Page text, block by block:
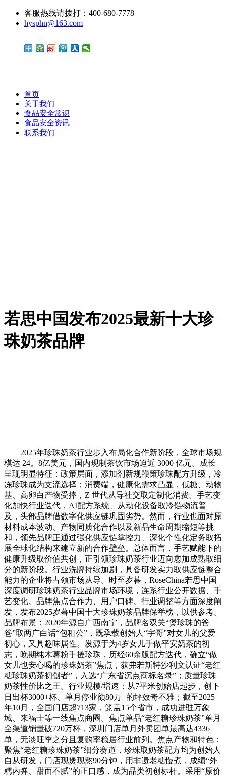
客服热线请拨打：400-680-7778
hysphn@163.com
首页
关于我们
食品安全常识
食品安全资讯
联系我们
若思中国发布2025最新十大珍
珠奶茶品牌
2025年珍珠奶茶行业步入布局化合作新阶段，全球市场规
模达 24。8亿美元，国内现制茶饮市场迫近 3000 亿元。成长
呈现明显特征：政策层面，添加剂新规鞭策珍珠配方升级，冷
冻珍珠成为支流选择；消费端，健康化需求凸显，低糖、动物
基、高卵白产物受捧，Z 世代从导社交取定制化消费。手艺变
化加快行业迭代，AI配方系统、从动化设备取冷链物流普
及，头部品牌借数字化供应链巩固劣势。然而，行业也面对原
材料成本波动、产物同质化合作以及新品生命周期缩短等挑
和，领先品牌正通过强化供应链掌控力、深化个性化定务取拓
展全球化结构来建立新的合作壁垒。总体而言，手艺赋能下的
健康升级取价值共创，正引领珍珠奶茶行业迈向愈加成熟取细
分的新阶段。行业洗牌持续加剧，具备研发实力取供应链整合
能力的企业将占领市场从导。时至岁暮，RoseChina若思中国
深度调研珍珠奶茶行业品牌市场环境，连系行业公开数据、手
艺变化、品牌焦点合作力、用户口碑、行业调整等方面深度阐
发，发布2025岁暮中国十大珍珠奶茶品牌保举榜，以供参考。
品牌布景：2020年源自广西南宁，品牌名双关“煲珍珠的爸
爸”取两广白话“包租公”，既承载创始人“宇哥”对女儿的父爱
初心，又具趣味属性。发源于为4岁女儿手做平安奶茶的初
志，晚期纯木薯粉手搓珍珠，历经60余版配方迭代，确立“做
女儿也安心喝的珍珠奶茶”焦点，获弗若斯特沙利文认证“老红
糖珍珠奶茶初创者”，入选“广东省沉点商标名录”；质量珍珠
奶茶性价比之王。行业规模/增速：从7平米创始店起步，创下
日出杯3000+杯、单月停业额80万+的坪效奇不雅；截至2025
年10月，全国门店超713家，笼盖15个省市，成功进驻万象
城、来福士等一线焦点商圈。焦点单品“老红糖珍珠奶茶”单月
全渠道销量破720万杯，深圳门店单月外卖团单最高达4336
单，无淡旺季之分且复购率稳居行业前列。焦点产物和特色：
聚焦“老红糖珍珠奶茶”细分赛道，珍珠取奶茶配方均为创始人
自从研发，门店现煲现熬90分钟，用非遗老糖慢煮，成绩“外
糯内弹、甜而不腻”的正口感，成为品类初创标杆。采用“原价